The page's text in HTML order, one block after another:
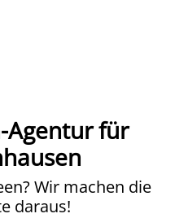
Agentur für
Wir machen die
daraus!